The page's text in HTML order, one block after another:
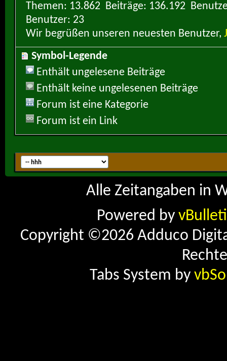
Themen
13.862 Beiträge 136.192
Benutzer 23
Wir begrüßen unseren neuesten Benutzer,
Symbol-Legende
Enthält ungelesene Beiträge
Enthält keine ungelesenen Beiträge
Forum ist eine Kategorie
Forum ist ein Link
Alle Zeitangaben in
Powered by
Copyright ©2026 Adduco
Tabs System by